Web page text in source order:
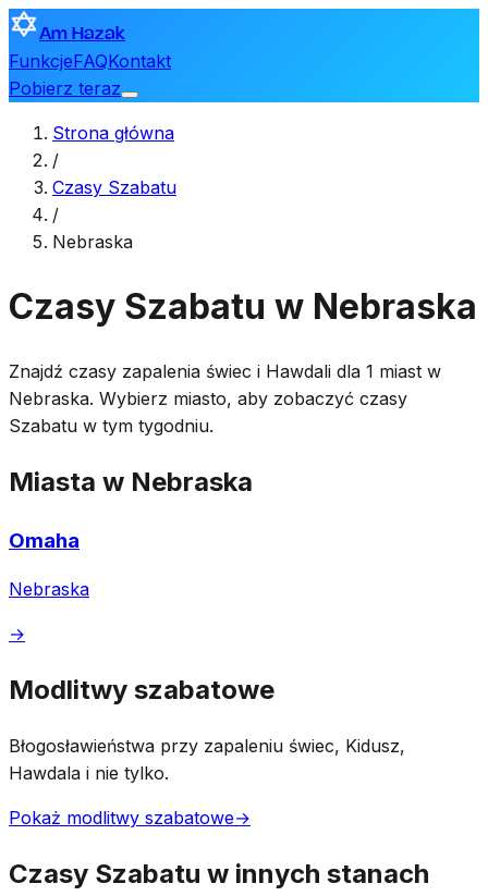
Am Hazak
FunkcjeFAQKontakt
Pobierz teraz
Strona główna
/
Czasy Szabatu
/
Nebraska
Czasy Szabatu w Nebraska
Znajdź czasy zapalenia świec i Hawdali dla 1 miast w
Nebraska. Wybierz miasto, aby zobaczyć czasy
Szabatu w tym tygodniu.
Miasta w Nebraska
Omaha
Nebraska
→
Modlitwy szabatowe
Błogosławieństwa przy zapaleniu świec, Kidusz,
Hawdala i nie tylko.
Pokaż modlitwy szabatowe→
Czasy Szabatu w innych stanach